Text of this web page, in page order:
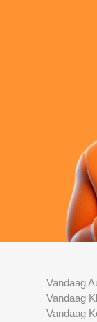
Vandaag
Vandaag
Vandaag